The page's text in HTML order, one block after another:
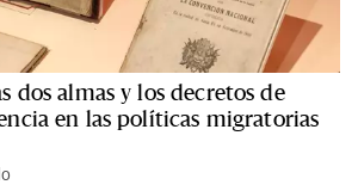
dos almas y los decretos de
en las políticas migratorias